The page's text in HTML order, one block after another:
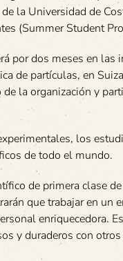
la Universidad de
(Summer Student
por dos meses en las
de partículas, en
la organización y
los
de todo el mundo.
de primera clase
que trabajar en
enriquecedora.
y duraderos con